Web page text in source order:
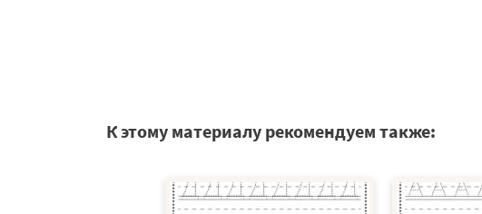
К этому материалу рекомендуем также: